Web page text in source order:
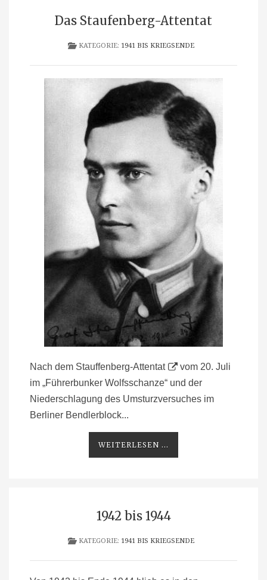
Das Staufenberg-Attentat
KATEGORIE: 1941 BIS KRIEGSENDE
Nach dem Stauffenberg-Attentat
vom 20. Juli
im „Führerbunker Wolfsschanze“ und der
Niederschlagung des Umsturzversuches im
Berliner Bendlerblock...
WEITERLESEN ...
1942 bis 1944
KATEGORIE: 1941 BIS KRIEGSENDE